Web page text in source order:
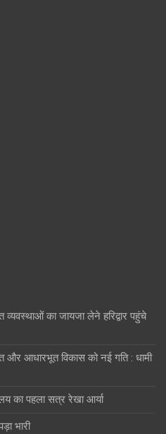
व्यवस्थाओं का जायजा लेने हरिद्वार पहुंचे
और आधारभूत विकास को नई गति : धामी
का पहला सत्र रेखा आर्या
भारी